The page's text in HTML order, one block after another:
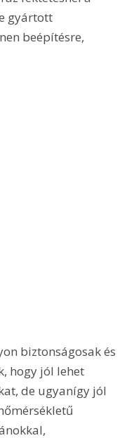
gyártott
beépítésre,
biztonságosak és
hogy jól lehet
de ugyanígy jól